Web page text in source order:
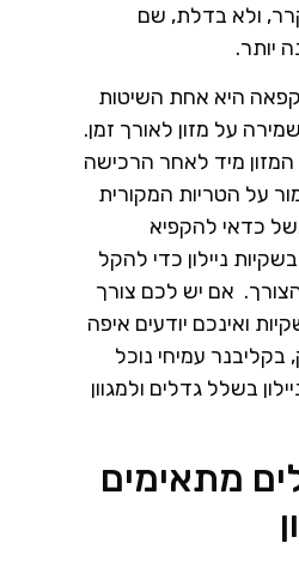
ולא בדלת, שם
יותר.
היא אחת השיטות
על מזון לאורך זמן.
מיד לאחר הרכישה
על הטריות המקורית
כדאי להקפיא
ניילון כדי להקל
אם יש לכם צורך
ואינכם יודעים איפה
בקליבנר עמיחי נוכל
בשלל גדלים ולמגוון
מתאימים